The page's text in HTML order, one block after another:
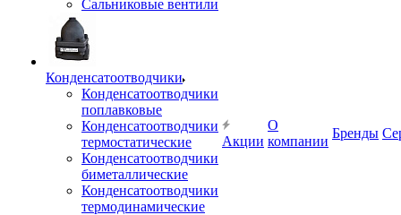
Сальниковые вентили
Конденсатоотводчики
Конденсатоотводчики
поплавковые
Конденсатоотводчики
термостатические
Конденсатоотводчики
биметаллические
Конденсатоотводчики
термодинамические
Акции
О
компании
Бренды